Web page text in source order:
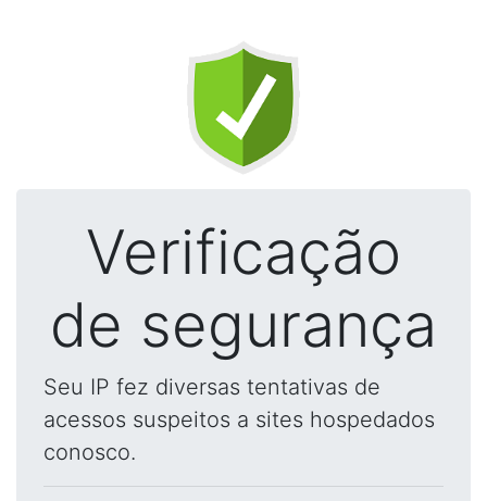
Verificação
de segurança
Seu IP fez diversas tentativas de
acessos suspeitos a sites hospedados
conosco.